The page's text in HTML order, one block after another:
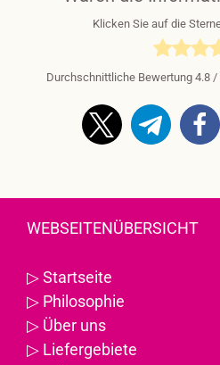
Klicken Sie auf die
Durchschnittliche Bewertung 4.8 /
WEBSEITENÜBERSICHT
▷Startseite
▷ Philosophie
▷ Über uns
▷ Liefergebiete